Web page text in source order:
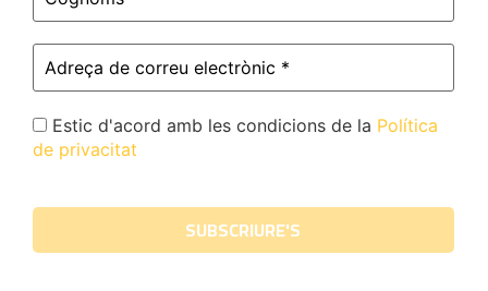
Estic d'acord amb les condicions de la Política
de privacitat